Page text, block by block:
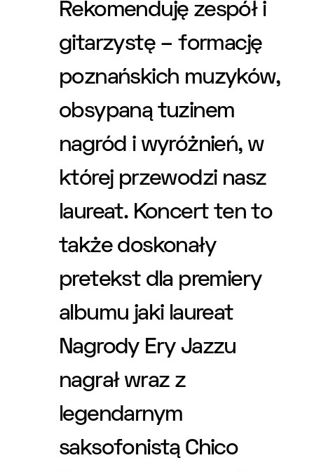
Rekomenduję zespół i
gitarzystę – formację
poznańskich muzyków,
obsypaną tuzinem
nagród i wyróżnień, w
której przewodzi nasz
laureat. Koncert ten to
także doskonały
pretekst dla premiery
albumu jaki laureat
Nagrody Ery Jazzu
nagrał wraz z
legendarnym
saksofonistą Chico